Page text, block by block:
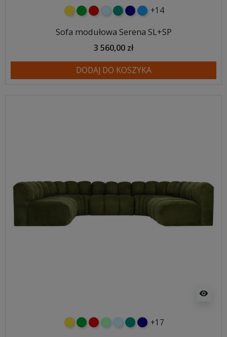
żółtyzielonyczerwony
błękitnyturkusowy
granatowy
niebieski
+14
Sofa modułowa Serena SL+SP
3 560,00 zł
DODAJ DO KOSZYKA
visibility
żółtyzielonyczerwony
miętowybłękitnyturkusowy
granatowy
+17